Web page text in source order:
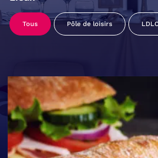
Tous Pôle de loisirs